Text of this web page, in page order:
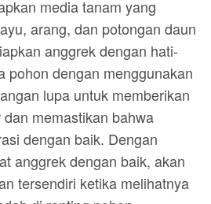
media tanam yang
arang, dan potongan daun
anggrek dengan hati-
pohon dengan menggunakan
lupa untuk memberikan
memastikan bahwa
dengan baik. Dengan
anggrek dengan baik, akan
tersendiri ketika melihatnya